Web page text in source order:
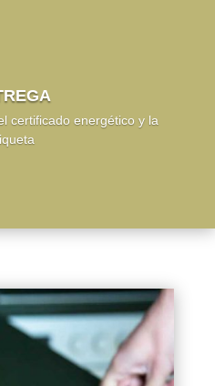
certificado energético y la